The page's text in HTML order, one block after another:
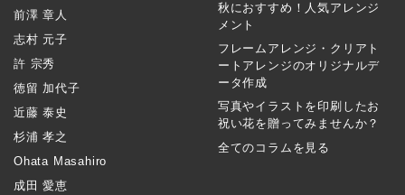
前澤 章人
志村 元子
許 宗秀
徳留 加代子
近藤 泰史
杉浦 孝之
Ohata Masahiro
成田 愛恵
秋におすすめ！人気アレンジ
メント
フレームアレンジ・クリアト
ートアレンジのオリジナルデ
ータ作成
写真やイラストを印刷したお
祝い花を贈ってみませんか？
全てのコラムを見る